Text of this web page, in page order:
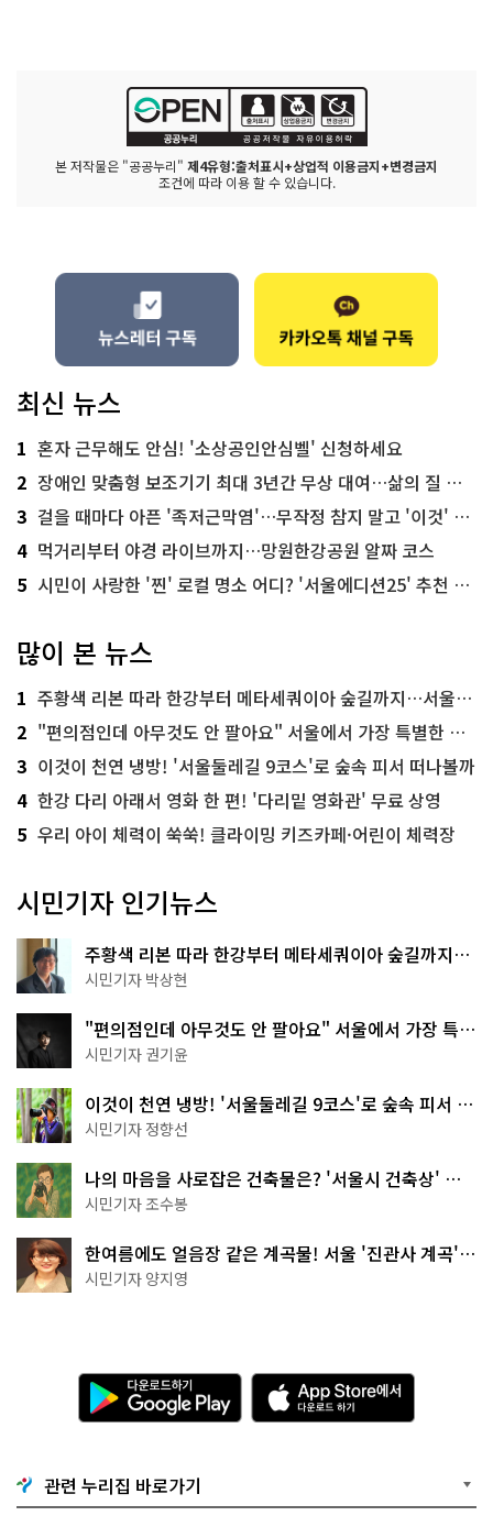
본 저작물은 "공공누리" 제4유형:출처표시+상업적 이용금지+변경금지
조건에 따라 이용 할 수 있습니다.
최신 뉴스
1 혼자 근무해도 안심! '소상공인안심벨' 신청하세요
2 장애인 맞춤형 보조기기 최대 3년간 무상 대여…삶의 질 높인다
3 걸을 때마다 아픈 '족저근막염'…무작정 참지 말고 '이것' 해보세요!
4 먹거리부터 야경 라이브까지…망원한강공원 알짜 코스
5 시민이 사랑한 '찐' 로컬 명소 어디? '서울에디션25' 추천 코스
많이 본 뉴스
1 주황색 리본 따라 한강부터 메타세쿼이아 숲길까지…서울둘레길 15코스
2 "편의점인데 아무것도 안 팔아요" 서울에서 가장 특별한 편의점의 정체
3 이것이 천연 냉방! '서울둘레길 9코스'로 숲속 피서 떠나볼까
4 한강 다리 아래서 영화 한 편! '다리밑 영화관' 무료 상영
5 우리 아이 체력이 쑥쑥! 클라이밍 키즈카페·어린이 체력장
시민기자 인기뉴스
주황색 리본 따라 한강부터 메타세쿼이아 숲길까지…
서울둘레길 15코스
시민기자 박상현
"편의점인데 아무것도 안 팔아요" 서울에서 가장 특별
한 편의점의 정체
시민기자 권기윤
이것이 천연 냉방! '서울둘레길 9코스'로 숲속 피서 떠
나볼까
시민기자 정향선
나의 마음을 사로잡은 건축물은? '서울시 건축상' 수
상작 공개!
시민기자 조수봉
한여름에도 얼음장 같은 계곡물! 서울 '진관사 계곡'이
천국이네~
시민기자 양지영
다
운
로
기
G
o
A
p
p
e
관련 누리집 바로가기